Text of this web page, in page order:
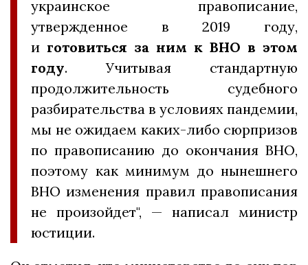
украинское правописание,
утвержденное в 2019 году,
и готовиться за ним к ВНО в этом
году. Учитывая стандартную
продолжительность судебного
разбирательства в условиях пандемии,
мы не ожидаем каких-либо сюрпризов
по правописанию до окончания ВНО,
поэтому как минимум до нынешнего
ВНО изменения правил правописания
не произойдет", — написал министр
юстиции.